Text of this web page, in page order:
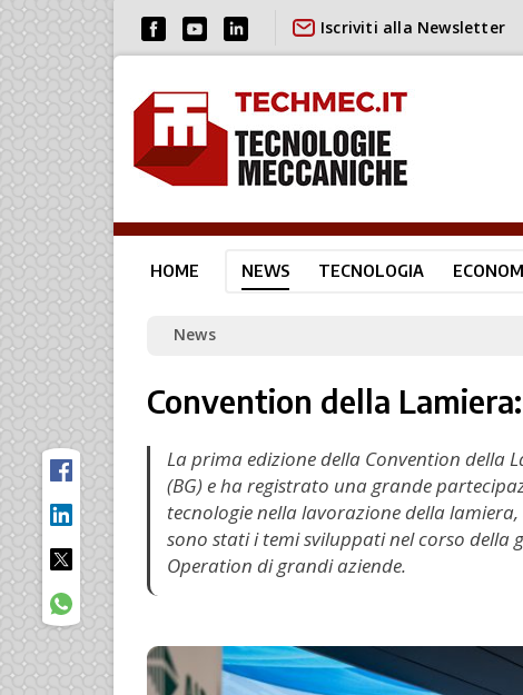
Iscriviti alla Newsletter
HOME NEWS TECNOLOGIA
News
Convention della
La prima edizione della Convention della
(BG) e ha registrato una grande
tecnologie nella lavorazione della
sono stati i temi sviluppati nel corso
Operation di grandi aziende.